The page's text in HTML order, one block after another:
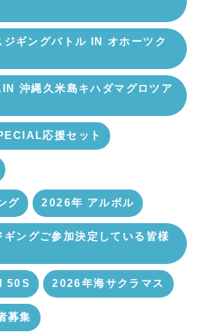
ギングバトル IN オホーツク
沖縄久米島キハダマグロツア
応援セット
グ 2026年 アルボル
ングご参加決定している皆様
50S 2026年海サクラマス
募集